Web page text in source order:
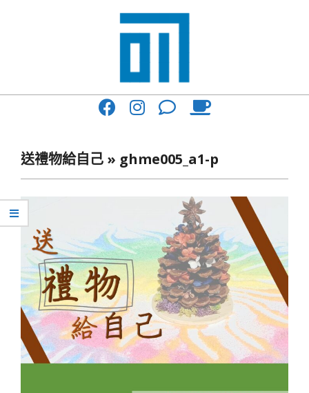
017
與
你
一
起
咖
啡
館
送禮物給自己 » ghme005_a1-p